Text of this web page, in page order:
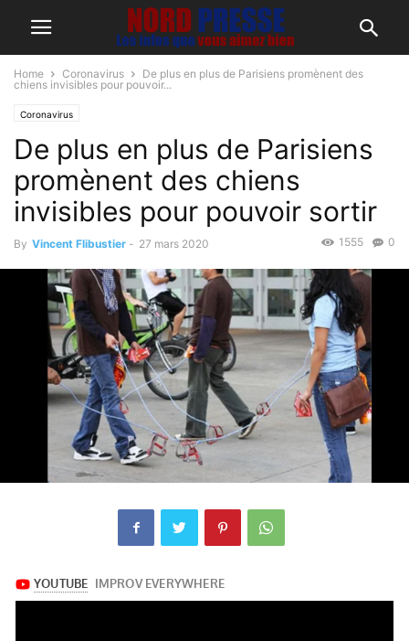
Home Coronavirus
De plus en plus de Parisiens promènent des
chiens invisibles pour pouvoir...
Coronavirus
De plus en plus de Parisiens
promènent des chiens
invisibles pour pouvoir sortir
By Vincent Flibustier - 27 mars 2020 0
1555